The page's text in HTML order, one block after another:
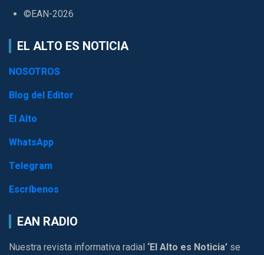
©EAN-2026
EL ALTO ES NOTICIA
NOSOTROS
Blog del Editor
El Alto
WhatsApp
Telegram
Escríbenos
EAN RADIO
Nuestra revista informativa radial ‘El Alto es Noticia’ se